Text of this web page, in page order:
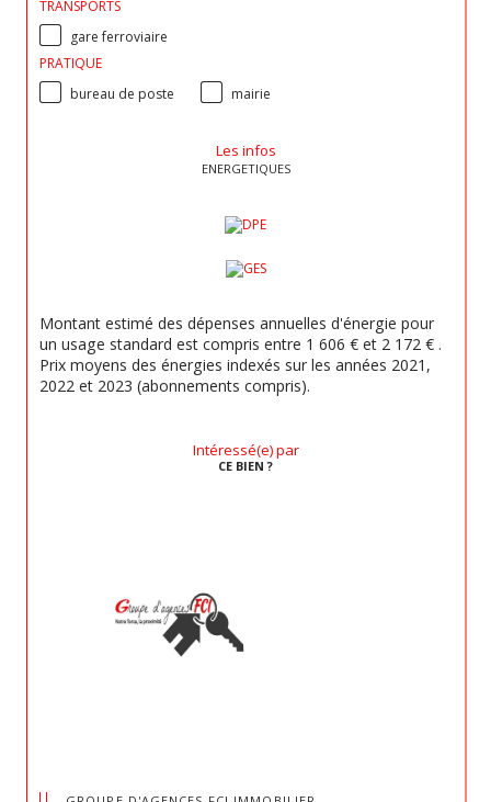
TRANSPORTS
gare ferroviaire
PRATIQUE
bureau de poste
mairie
Les infos
ENERGETIQUES
Montant estimé des dépenses annuelles d'énergie pour
un usage standard est compris entre 1 606 € et 2 172 € .
Prix moyens des énergies indexés sur les années 2021,
2022 et 2023 (abonnements compris).
Intéressé(e) par
CE BIEN ?